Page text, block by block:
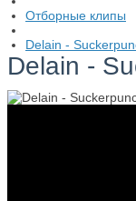
Отборные клипы
Delain -
Delain -